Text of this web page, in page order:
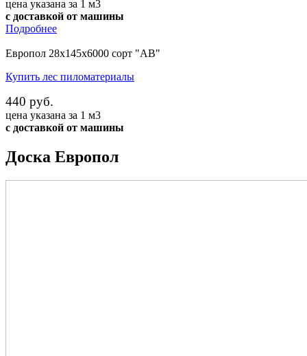
цена указана за 1 м3
с доставкой от машины
Подробнее
Европол 28х145х6000 сорт "АВ"
Купить лес пиломатериалы
440 руб.
цена указана за 1 м3
с доставкой от машины
Доска Европол